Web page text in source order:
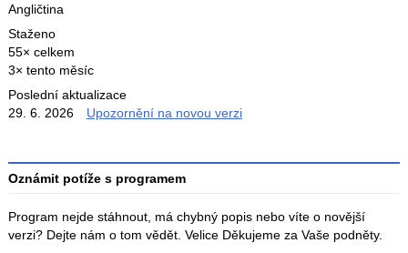
Angličtina
Staženo
55× celkem
3× tento měsíc
Poslední aktualizace
29. 6. 2026
Upozornění na novou verzi
Oznámit potíže s programem
Program nejde stáhnout, má chybný popis nebo víte o novější
verzi? Dejte nám o tom vědět. Velice Děkujeme za Vaše podněty.